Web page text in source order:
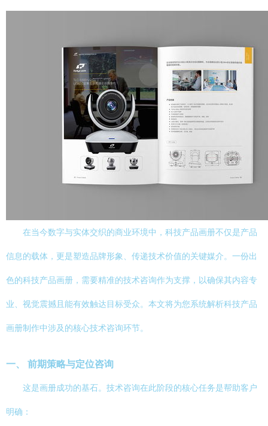
在当今数字与实体交织的商业环境中，科技产品画册不仅是产品
信息的载体，更是塑造品牌形象、传递技术价值的关键媒介。一份出
色的科技产品画册，需要精准的技术咨询作为支撑，以确保其内容专
业、视觉震撼且能有效触达目标受众。本文将为您系统解析科技产品
画册制作中涉及的核心技术咨询环节。
一、 前期策略与定位咨询
这是画册成功的基石。技术咨询在此阶段的核心任务是帮助客户
明确：